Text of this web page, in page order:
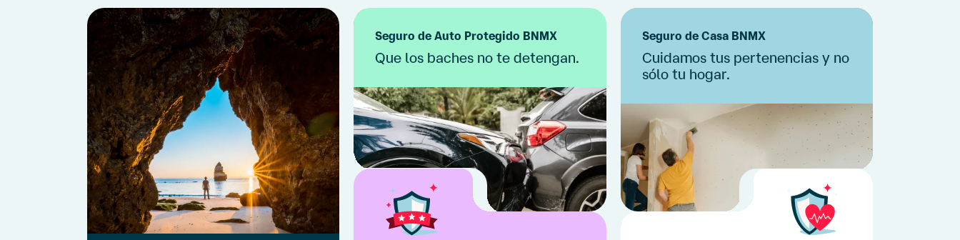
Seguro de Auto Protegido BNMX
Que los baches no te detengan.
Si el ajustador no llega en 60 minutos,
recibe un certificado.(3)
Cotízalo
Seguro de Casa BNMX
Cuidamos tus pertenencias y no
sólo tu hogar.
Si tus equipos electrónicos fijos se
dañan, nosotros te cubrimos.
Cotiza ahora